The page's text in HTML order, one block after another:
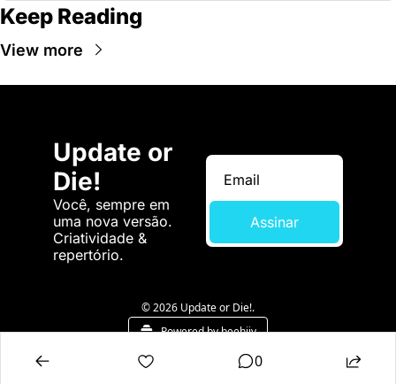
Keep Reading
View more
Update or
Die!
Você, sempre em
uma nova versão.
Criatividade &
repertório.
Assinar
© 2026 Update or Die!.
Powered by beehiiv
0